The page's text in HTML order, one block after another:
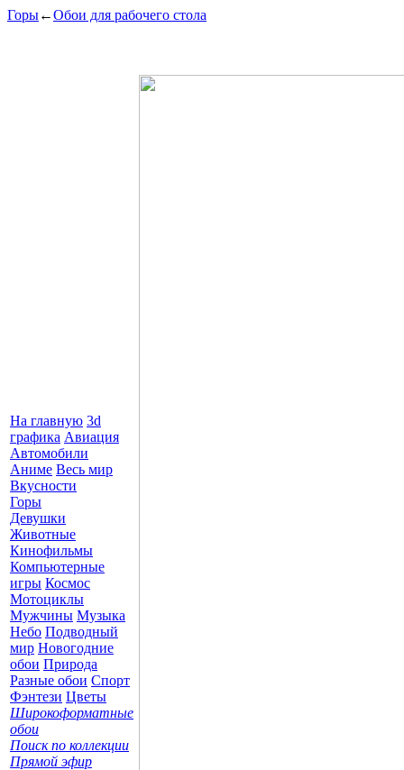
Горы←Обои для рабочего стола
На главную 3d
графика Авиация
Автомобили
Аниме Весь мир
Вкусности
Горы
Девушки
Животные
Кинофильмы
Компьютерные
игры Космос
Мотоциклы
Мужчины Музыка
Небо Подводный
мир Новогодние
обои Природа
Разные обои Спорт
Фэнтези Цветы
Широкоформатные
обои
Поиск по коллекции
Прямой эфир